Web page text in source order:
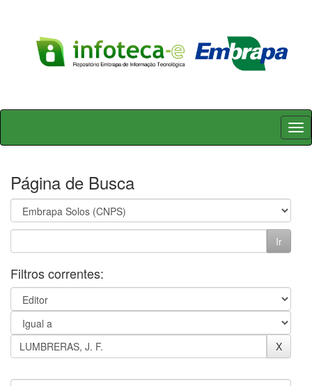
Skip
Página de Busca
Filtros correntes: